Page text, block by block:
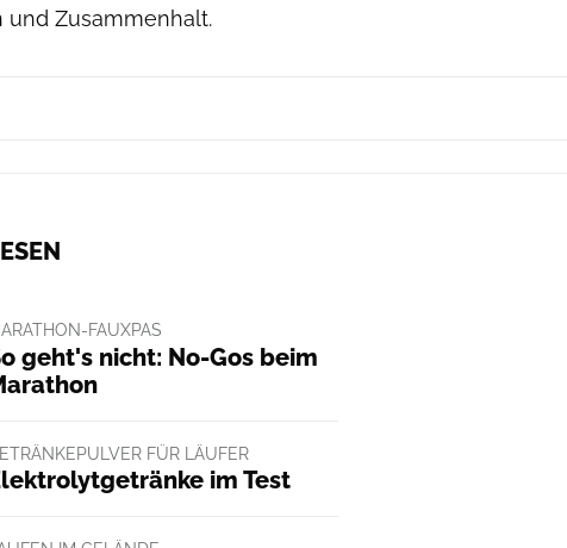
und Zusammenhalt.
FAUXPAS
geht's nicht: No-Gos beim
FÜR LÄUFER
im Test